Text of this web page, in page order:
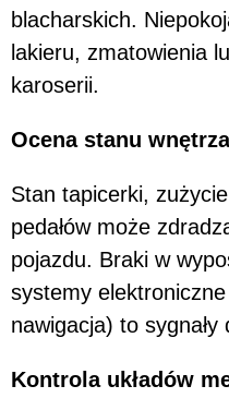
blacharskich.
lakieru, zmatowienia
karoserii.
Ocena stanu wnętrza
Stan tapicerki,
pedałów może
pojazdu. Braki w
systemy
nawigacja) to
Kontrola układów